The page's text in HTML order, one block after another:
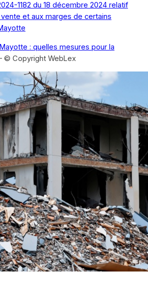
1182 du 18 décembre 2024 relatif
et aux marges de certains
: quelles mesures pour la
© Copyright WebLex